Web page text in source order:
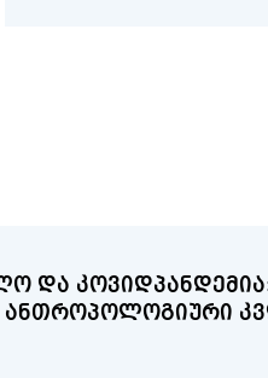
და
ანთროპოლოგიური